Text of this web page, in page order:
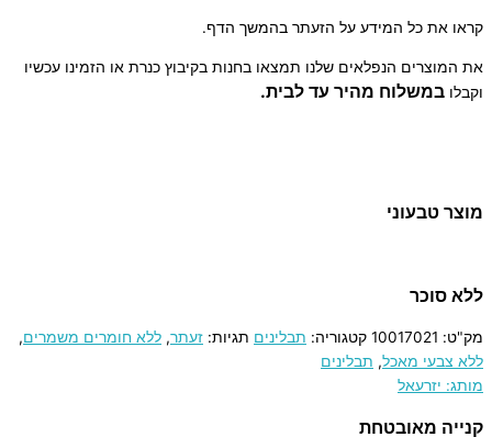
קראו את כל המידע על הזעתר בהמשך הדף.
את המוצרים הנפלאים שלנו תמצאו בחנות בקיבוץ כנרת או הזמינו עכשיו
וקבלו במשלוח מהיר עד לבית.
מוצר טבעוני
ללא סוכר
מק"ט: 10017021 קטגוריה: תבלינים תגיות: זעתר, ללא חומרים משמרים,
ללא צבעי מאכל, תבלינים
מותג: יזרעאל
קנייה מאובטחת